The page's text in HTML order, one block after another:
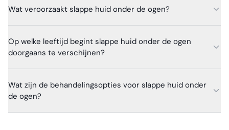
Wat veroorzaakt slappe huid onder de ogen?
Op welke leeftijd begint slappe huid onder de ogen
doorgaans te verschijnen?
Wat zijn de behandelingsopties voor slappe huid onder
de ogen?